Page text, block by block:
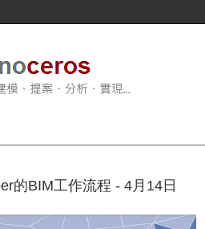
的BIM工作流程 - 4月14日